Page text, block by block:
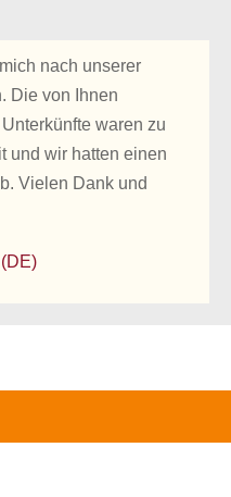
nach unserer
Die von Ihnen
waren zu
und wir hatten einen
Vielen Dank und